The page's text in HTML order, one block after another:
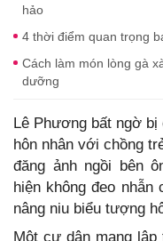
hảo
4 thời điểm quan trọng
Cách làm món lòng gà
dưỡng
Lê Phương bất ngờ
hôn nhân với chồng
đăng ảnh ngồi bên
hiện không đeo
nâng niu biểu tượng
Một cư dân mạng